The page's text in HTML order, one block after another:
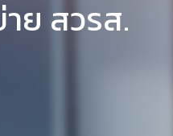
ย สวรส.